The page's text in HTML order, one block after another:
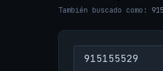
También buscado como: